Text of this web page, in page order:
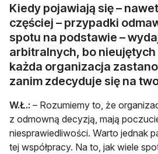
Kiedy pojawiają się –
częściej – przypadki
spotu na podstawie –
arbitralnych, bo
każda organizacja
zanim zdecyduje się na
W.Ł.: – Rozumiemy to, że
z odmowną decyzją, mają
niesprawiedliwości. Warto jednak
tej współpracy. Na to, jak wiele